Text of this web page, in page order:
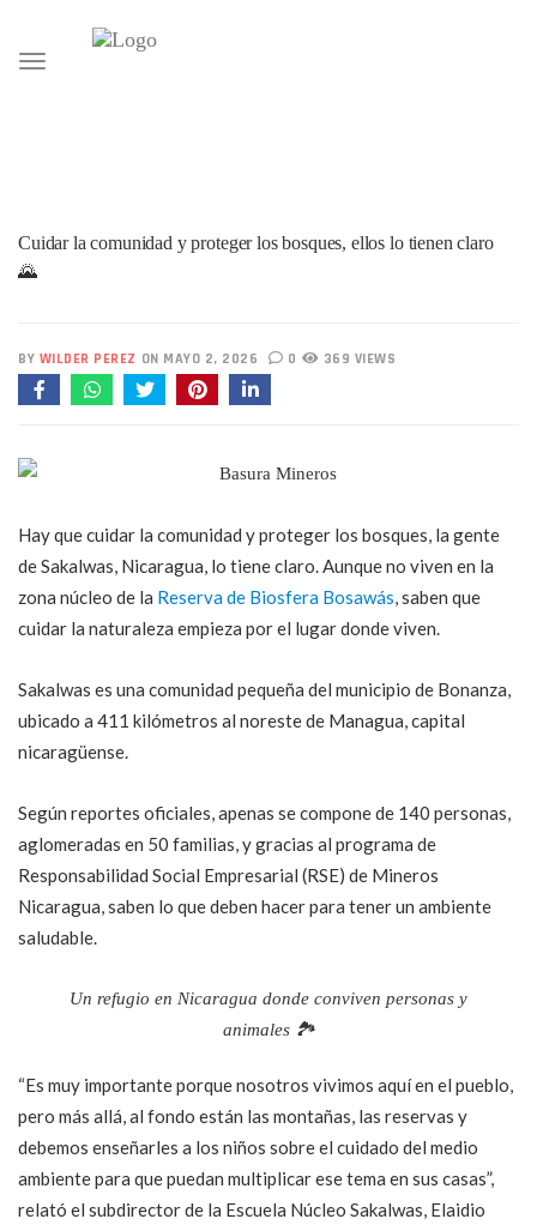
Toggle
Cuidar la comunidad y proteger los bosques, ellos lo tienen claro
🌄
BY WILDER PEREZ ON MAYO 2, 2026 0 369 VIEWS
Hay que cuidar la comunidad y proteger los bosques, la gente
de Sakalwas, Nicaragua, lo tiene claro. Aunque no viven en la
zona núcleo de la Reserva de Biosfera Bosawás, saben que
cuidar la naturaleza empieza por el lugar donde viven.
Sakalwas es una comunidad pequeña del municipio de Bonanza,
ubicado a 411 kilómetros al noreste de Managua, capital
nicaragüense.
Según reportes oficiales, apenas se compone de 140 personas,
aglomeradas en 50 familias, y gracias al programa de
Responsabilidad Social Empresarial (RSE) de Mineros
Nicaragua, saben lo que deben hacer para tener un ambiente
saludable.
Un refugio en Nicaragua donde conviven personas y
animales 🏞️
“Es muy importante porque nosotros vivimos aquí en el pueblo,
pero más allá, al fondo están las montañas, las reservas y
debemos enseñarles a los niños sobre el cuidado del medio
ambiente para que puedan multiplicar ese tema en sus casas”,
relató el subdirector de la Escuela Núcleo Sakalwas, Elaidio